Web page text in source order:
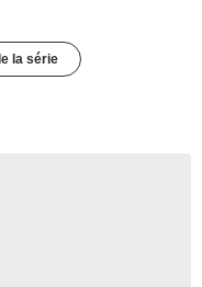
la série